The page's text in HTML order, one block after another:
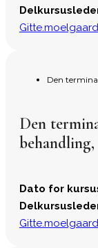
Den
Den
Dato for